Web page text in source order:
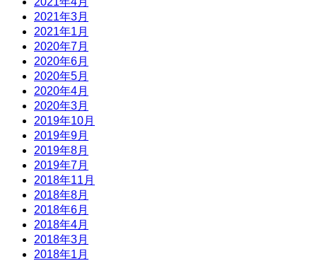
2021年3月
2021年1月
2020年7月
2020年6月
2020年5月
2020年4月
2020年3月
2019年10月
2019年9月
2019年8月
2019年7月
2018年11月
2018年8月
2018年6月
2018年4月
2018年3月
2018年1月